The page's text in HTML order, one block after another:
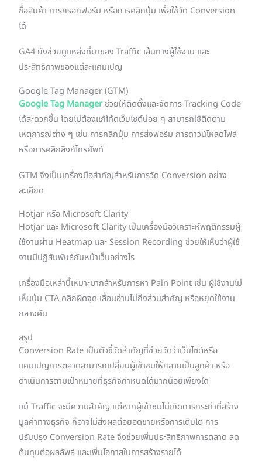
ซื้อสินค้า การกรอกฟอร์ม หรือการคลิกปุ่ม เพื่อใช้วัด Conversion
ได้
GA4 ยังช่วยดูแหล่งที่มาของ Traffic เส้นทางผู้ใช้งาน และ
ประสิทธิภาพของแต่ละแคมเปญ
Google Tag Manager (GTM)
Google Tag Managerช่วยให้ติดตั้งและจัดการ Tracking Code
ได้สะดวกขึ้น โดยไม่ต้องแก้โค้ดเว็บไซต์บ่อย ๆ สามารถใช้ติดตาม
เหตุการณ์ต่าง ๆ เช่น การคลิกปุ่ม การส่งฟอร์ม การดาวน์โหลดไฟล์
หรือการคลิกลิงก์โทรศัพท์
GTM จึงเป็นเครื่องมือสำคัญสำหรับการวัด Conversion อย่าง
ละเอียด
Hotjar หรือ Microsoft Clarity
Hotjar และ Microsoft Clarity เป็นเครื่องมือวิเคราะห์พฤติกรรมผู้
ใช้งานผ่าน Heatmap และ Session Recording ช่วยให้เห็นว่าผู้ใช้
งานมีปฏิสัมพันธ์กับหน้าเว็บอย่างไร
เครื่องมือเหล่านี้เหมาะมากสำหรับการหา Pain Point เช่น ผู้ใช้งานไม่
เห็นปุ่ม CTA คลิกผิดจุด เลื่อนอ่านไม่ถึงส่วนสำคัญ หรือหยุดใช้งาน
กลางคัน
สรุป
Conversion Rate เป็นตัวชี้วัดสำคัญที่ช่วยวัดว่าเว็บไซต์หรือ
แคมเปญการตลาดสามารถเปลี่ยนผู้เข้าชมให้กลายเป็นลูกค้า หรือ
ดำเนินการตามเป้าหมายที่ธุรกิจกำหนดได้มากน้อยเพียงใด
แม้ Traffic จะมีความสำคัญ แต่หากผู้เข้าชมไม่เกิดการกระทำที่สร้าง
มูลค่าทางธุรกิจ ก็อาจไม่ส่งผลต่อยอดขายหรือการเติบโต การ
ปรับปรุง Conversion Rate จึงช่วยเพิ่มประสิทธิภาพการตลาด ลด
ต้นทุนต่อผลลัพธ์ และเพิ่มโอกาสในการสร้างรายได้